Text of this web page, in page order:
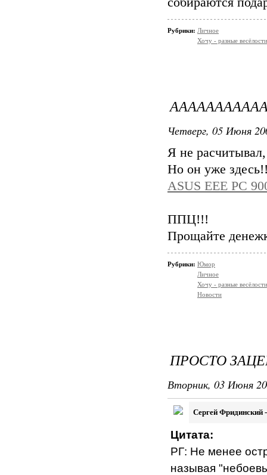
Рубрики: Личное
Хочу - разные
Четверг, 05 Июня
Я не
Но он уже
ASUS EEE PC
ППЦ!!!
Прощайте
Рубрики: Юмор
Личное
Хочу - разные
Новости
ПРОСТО
Вторник, 03 Июня
Сергей Фридинский
Цитата:
РГ: Не менее
называя